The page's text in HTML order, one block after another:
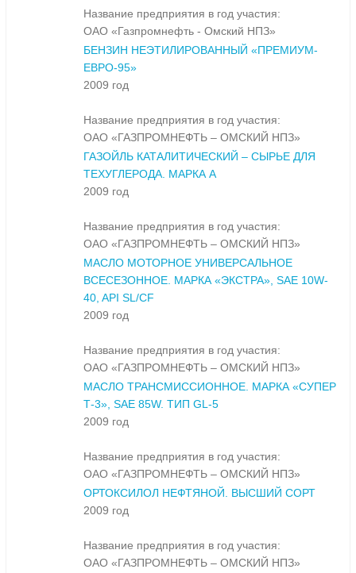
Название предприятия в год участия:
ОАО «Газпромнефть - Омский НПЗ»
БЕНЗИН НЕЭТИЛИРОВАННЫЙ «ПРЕМИУМ-
ЕВРО-95»
2009 год
Название предприятия в год участия:
ОАО «ГАЗПРОМНЕФТЬ – ОМСКИЙ НПЗ»
ГАЗОЙЛЬ КАТАЛИТИЧЕСКИЙ – СЫРЬЕ ДЛЯ
ТЕХУГЛЕРОДА. МАРКА А
2009 год
Название предприятия в год участия:
ОАО «ГАЗПРОМНЕФТЬ – ОМСКИЙ НПЗ»
МАСЛО МОТОРНОЕ УНИВЕРСАЛЬНОЕ
ВСЕСЕЗОННОЕ. МАРКА «ЭКСТРА», SAE 10W-
40, API SL/CF
2009 год
Название предприятия в год участия:
ОАО «ГАЗПРОМНЕФТЬ – ОМСКИЙ НПЗ»
МАСЛО ТРАНСМИССИОННОЕ. МАРКА «СУПЕР
Т-3», SAE 85W. ТИП GL-5
2009 год
Название предприятия в год участия:
ОАО «ГАЗПРОМНЕФТЬ – ОМСКИЙ НПЗ»
ОРТОКСИЛОЛ НЕФТЯНОЙ. ВЫСШИЙ СОРТ
2009 год
Название предприятия в год участия:
ОАО «ГАЗПРОМНЕФТЬ – ОМСКИЙ НПЗ»